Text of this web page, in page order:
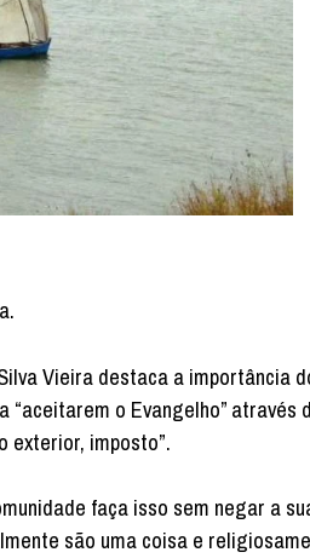
Vieira destaca a importância
o Evangelho”
exterior, imposto”.
faça isso sem negar a
são uma coisa e